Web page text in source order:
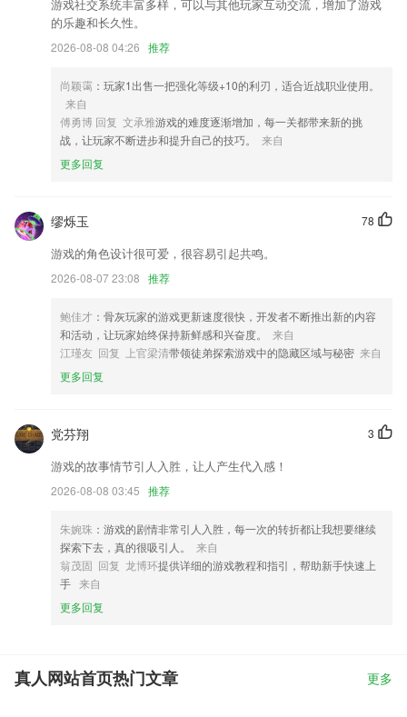
新增手写找字功能
整体界面优化；
优化自定义提醒时间设置交互，新增提醒时间预设功能。
优化报警列表，和报警相关展示功能
更稳定的版本供您体验
联系我们
改。
游戏社交系统丰富多样，可以与其他玩家互动交流，增加了游戏
的乐趣和长久性。
2026-08-08 04:26 推荐
尚颖霭 ：玩家1出售一把强化等级+10的利刃，适合近战职业使用。
来自
傅勇博 回复 文承雅游戏的难度逐渐增加，每一关都带来新的挑
战，让玩家不断进步和提升自己的技巧。
来自
更多回复
78
缪烁玉
游戏的角色设计很可爱，很容易引起共鸣。
2026-08-07 23:08 推荐
鲍佳才 ：骨灰玩家的游戏更新速度很快，开发者不断推出新的内容
和活动，让玩家始终保持新鲜感和兴奋度。
来自
江瑾友 回复 上官梁清带领徒弟探索游戏中的隐藏区域与秘密 来自
更多回复
3
党芬翔
游戏的故事情节引人入胜，让人产生代入感！
2026-08-08 03:45 推荐
朱婉珠 ：游戏的剧情非常引人入胜，每一次的转折都让我想要继续
探索下去，真的很吸引人。
来自
翁茂固 回复 龙博环提供详细的游戏教程和指引，帮助新手快速上
手 来自
更多回复
真人网站首页热门文章 更多